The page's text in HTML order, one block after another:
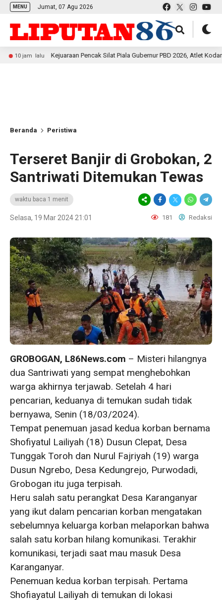
MENU Jumat, 07 Agu 2026
lalu Kejuaraan Pencak Silat Piala Gubernur PBD 2026, Atlet Kodam XVIII
Beranda Peristiwa
Terseret Banjir di Grobokan, 2
Santriwati Ditemukan Tewas
waktu baca 1 menit
Selasa, 19 Mar 2024 21:01 181 Redaksi
GROBOGAN, L86News.com – Misteri hilangnya
dua Santriwati yang sempat menghebohkan
warga akhirnya terjawab. Setelah 4 hari
pencarian, keduanya di temukan sudah tidak
bernyawa, Senin (18/03/2024).
Tempat penemuan jasad kedua korban bernama
Shofiyatul Lailiyah (18) Dusun Clepat, Desa
Tunggak Toroh dan Nurul Fajriyah (19) warga
Dusun Ngrebo, Desa Kedungrejo, Purwodadi,
Grobogan itu juga terpisah.
Heru salah satu perangkat Desa Karanganyar
yang ikut dalam pencarian korban mengatakan
sebelumnya keluarga korban melaporkan bahwa
salah satu korban hilang komunikasi. Terakhir
komunikasi, terjadi saat mau masuk Desa
Karanganyar.
Penemuan kedua korban terpisah. Pertama
Shofiayatul Lailiyah di temukan di lokasi